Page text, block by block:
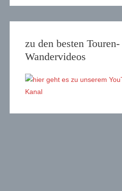
zu den besten Touren-
Wandervideos